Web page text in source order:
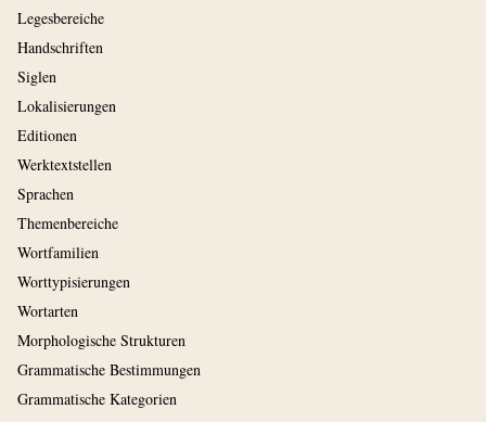
Legesbereiche
Handschriften
Siglen
Lokalisierungen
Editionen
Werktextstellen
Sprachen
Themenbereiche
Wortfamilien
Worttypisierungen
Wortarten
Morphologische Strukturen
Grammatische Bestimmungen
Grammatische Kategorien